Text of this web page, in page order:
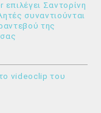
Σαντορίνη
συναντιούνται
της
videoclip του